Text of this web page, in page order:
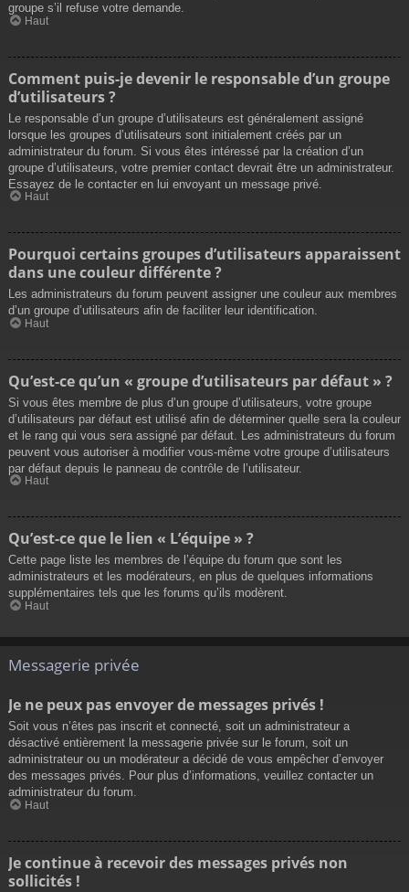
groupe s’il refuse votre demande.
Haut
Comment puis-je devenir le responsable d’un groupe
d’utilisateurs ?
Le responsable d’un groupe d’utilisateurs est généralement assigné
lorsque les groupes d’utilisateurs sont initialement créés par un
administrateur du forum. Si vous êtes intéressé par la création d’un
groupe d’utilisateurs, votre premier contact devrait être un administrateur.
Essayez de le contacter en lui envoyant un message privé.
Haut
Pourquoi certains groupes d’utilisateurs apparaissent
dans une couleur différente ?
Les administrateurs du forum peuvent assigner une couleur aux membres
d’un groupe d’utilisateurs afin de faciliter leur identification.
Haut
Qu’est-ce qu’un « groupe d’utilisateurs par défaut » ?
Si vous êtes membre de plus d’un groupe d’utilisateurs, votre groupe
d’utilisateurs par défaut est utilisé afin de déterminer quelle sera la couleur
et le rang qui vous sera assigné par défaut. Les administrateurs du forum
peuvent vous autoriser à modifier vous-même votre groupe d’utilisateurs
par défaut depuis le panneau de contrôle de l’utilisateur.
Haut
Qu’est-ce que le lien « L’équipe » ?
Cette page liste les membres de l’équipe du forum que sont les
administrateurs et les modérateurs, en plus de quelques informations
supplémentaires tels que les forums qu’ils modèrent.
Haut
Messagerie privée
Je ne peux pas envoyer de messages privés !
Soit vous n’êtes pas inscrit et connecté, soit un administrateur a
désactivé entièrement la messagerie privée sur le forum, soit un
administrateur ou un modérateur a décidé de vous empêcher d’envoyer
des messages privés. Pour plus d’informations, veuillez contacter un
administrateur du forum.
Haut
Je continue à recevoir des messages privés non
sollicités !